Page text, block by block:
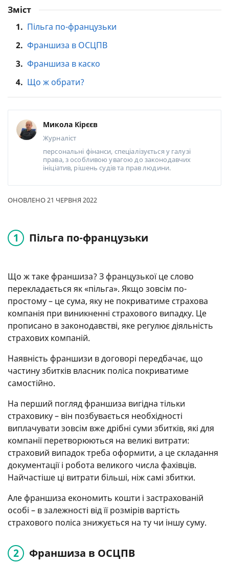
Зміст
1. Пільга по-французьки
2. Франшиза в ОСЦПВ
3. Франшиза в каско
4. Що ж обрати?
Микола Кірєєв
Журналіст
персональні фінанси, спеціалізується у галузі
права, з особливою увагою до законодавчих
ініціатив, рішень судів та прав людини.
ОНОВЛЕНО 21 ЧЕРВНЯ 2022
Пільга по-французьки
Що ж таке франшиза? З французької це слово
перекладається як «пільга». Якщо зовсім по-
простому – це сума, яку не покриватиме страхова
компанія при виникненні страхового випадку. Це
прописано в законодавстві, яке регулює діяльність
страхових компаній.
Наявність франшизи в договорі передбачає, що
частину збитків власник поліса покриватиме
самостійно.
На перший погляд франшиза вигідна тільки
страховику – він позбувається необхідності
виплачувати зовсім вже дрібні суми збитків, які для
компанії перетворюються на великі витрати:
страховий випадок треба оформити, а це складання
документації і робота великого числа фахівців.
Найчастіше ці витрати більші, ніж самі збитки.
Але франшиза економить кошти і застрахованій
особі – в залежності від її розмірів вартість
страхового поліса знижується на ту чи іншу суму.
Франшиза в ОСЦПВ